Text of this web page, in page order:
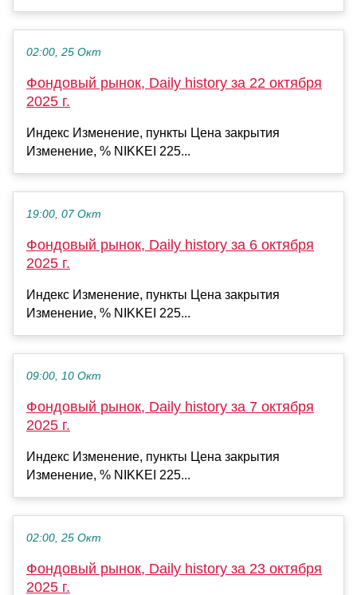
02:00, 25 Окт
Фондовый рынок, Daily history за 22 октября
2025 г.
Индекс Изменение, пункты Цена закрытия
Изменение, % NIKKEI 225...
19:00, 07 Окт
Фондовый рынок, Daily history за 6 октября
2025 г.
Индекс Изменение, пункты Цена закрытия
Изменение, % NIKKEI 225...
09:00, 10 Окт
Фондовый рынок, Daily history за 7 октября
2025 г.
Индекс Изменение, пункты Цена закрытия
Изменение, % NIKKEI 225...
02:00, 25 Окт
Фондовый рынок, Daily history за 23 октября
2025 г.